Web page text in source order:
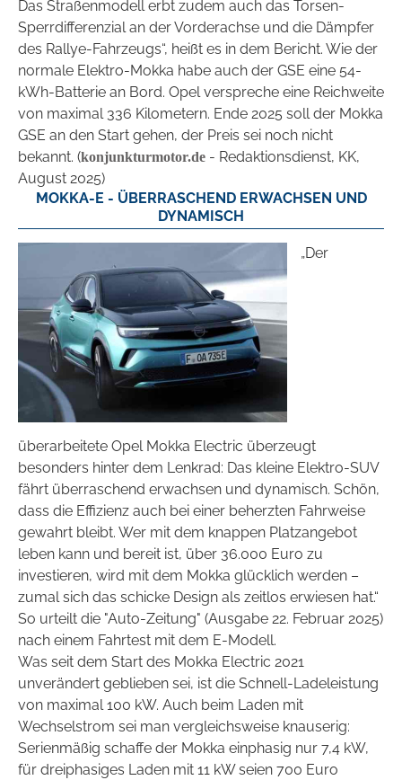
Das Straßenmodell erbt zudem auch das Torsen-
Sperrdifferenzial an der Vorderachse und die Dämpfer
des Rallye-Fahrzeugs“, heißt es in dem Bericht. Wie der
normale Elektro-Mokka habe auch der GSE eine 54-
kWh-Batterie an Bord. Opel verspreche eine Reichweite
von maximal 336 Kilometern. Ende 2025 soll der Mokka
GSE an den Start gehen, der Preis sei noch nicht
bekannt. (konjunkturmotor.de - Redaktionsdienst, KK,
August 2025)
MOKKA-E - ÜBERRASCHEND ERWACHSEN UND
DYNAMISCH
„Der
überarbeitete Opel Mokka Electric überzeugt
besonders hinter dem Lenkrad: Das kleine Elektro-SUV
fährt überraschend erwachsen und dynamisch. Schön,
dass die Effizienz auch bei einer beherzten Fahrweise
gewahrt bleibt. Wer mit dem knappen Platzangebot
leben kann und bereit ist, über 36.000 Euro zu
investieren, wird mit dem Mokka glücklich werden –
zumal sich das schicke Design als zeitlos erwiesen hat.“
So urteilt die "Auto-Zeitung" (Ausgabe 22. Februar 2025)
nach einem Fahrtest mit dem E-Modell.
Was seit dem Start des Mokka Electric 2021
unverändert geblieben sei, ist die Schnell-Ladeleistung
von maximal 100 kW. Auch beim Laden mit
Wechselstrom sei man vergleichsweise knauserig:
Serienmäßig schaffe der Mokka einphasig nur 7,4 kW,
für dreiphasiges Laden mit 11 kW seien 700 Euro